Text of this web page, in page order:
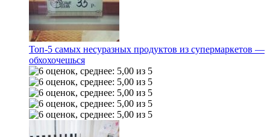
Топ-5 самых несуразных продуктов из супермаркетов —
обхохочешься